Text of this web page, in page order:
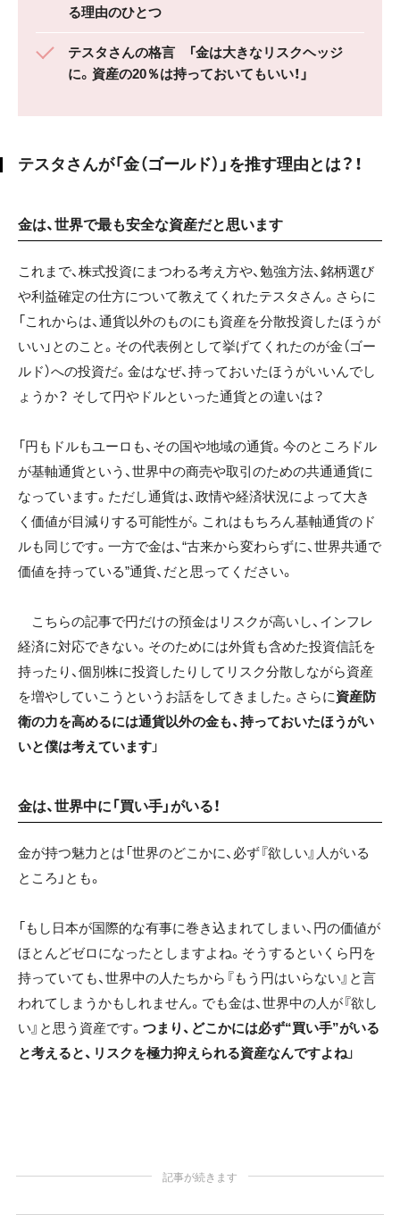
る理由のひとつ
テスタさんの格言 「金は大きなリスクヘッジ
に。資産の20％は持っておいてもいい！」
テスタさんが「金（ゴールド）」を推す理由とは？！
金は、世界で最も安全な資産だと思います
これまで、株式投資にまつわる考え方や、勉強方法、銘柄選び
や利益確定の仕方について教えてくれたテスタさん。さらに
「これからは、通貨以外のものにも資産を分散投資したほうが
いい」とのこと。その代表例として挙げてくれたのが金（ゴー
ルド）への投資だ。金はなぜ、持っておいたほうがいいんでし
ょうか？ そして円やドルといった通貨との違いは？
「円もドルもユーロも、その国や地域の通貨。今のところドル
が基軸通貨という、世界中の商売や取引のための共通通貨に
なっています。ただし通貨は、政情や経済状況によって大き
く価値が目減りする可能性が。これはもちろん基軸通貨のド
ルも同じです。一方で金は、“古来から変わらずに、世界共通で
価値を持っている”通貨、だと思ってください。
こちらの記事で円だけの預金はリスクが高いし、インフレ
経済に対応できない。そのためには外貨も含めた投資信託を
持ったり、個別株に投資したりしてリスク分散しながら資産
を増やしていこうというお話をしてきました。さらに資産防
衛の力を高めるには通貨以外の金も、持っておいたほうがい
いと僕は考えています 」
金は、世界中に「買い手」がいる！
金が持つ魅力とは「世界のどこかに、必ず『欲しい』人がいる
ところ」とも。
「もし日本が国際的な有事に巻き込まれてしまい、円の価値が
ほとんどゼロになったとしますよね。そうするといくら円を
持っていても、世界中の人たちから『もう円はいらない』と言
われてしまうかもしれません。でも金は、世界中の人が『欲し
い』と思う資産です。 つまり、どこかには必ず“買い手”がいる
と考えると、リスクを極力抑えられる資産なんですよね 」
記事が続きます